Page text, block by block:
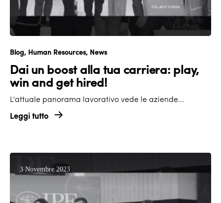
Blog Human Resources News
Dai un boost alla tua carriera: play,
win and get hired!
L'attuale panorama lavorativo vede le aziende...
Leggi tutto
3 Novembre 2023